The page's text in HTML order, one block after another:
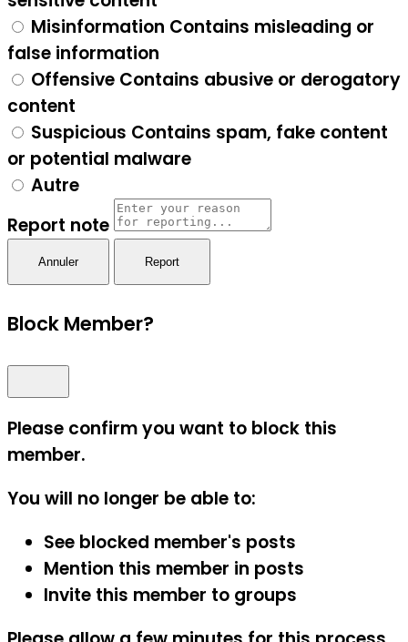
Misinformation Contains misleading or
false information
Offensive Contains abusive or derogatory
content
Suspicious Contains spam, fake content
or potential malware
Autre
Report note
Report
Block Member?
Please confirm you want to block this
member.
You will no longer be able to:
See blocked member's posts
Mention this member in posts
Invite this member to groups